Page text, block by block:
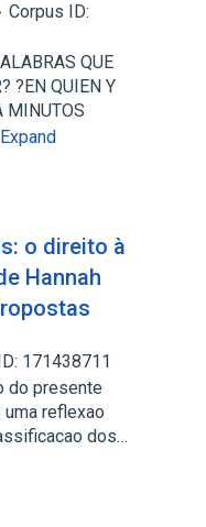
Corpus ID:
QUE
?EN QUIEN Y
MINUTOS
Expand
o direito à
Hannah
171438711
do presente
reflexao
dos…